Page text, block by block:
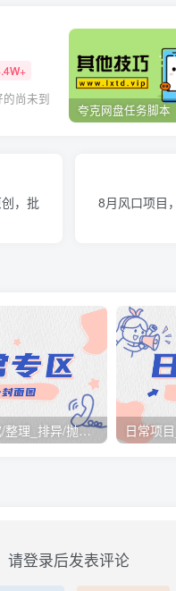
尚未到
夸克网盘任务脚本
，批
8月风口项目
日常项目_研究/整理_排异/抛弃汇总[25.12.1-12.12整理]
请登录后发表评论